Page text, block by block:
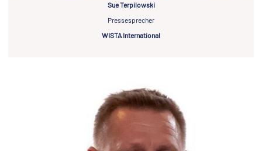
Sue Terpilowski
Pressesprecher
WISTA International